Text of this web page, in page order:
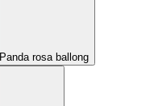
Panda rosa ballong